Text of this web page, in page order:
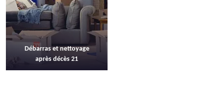
Débarras et nettoyage
après décès 21